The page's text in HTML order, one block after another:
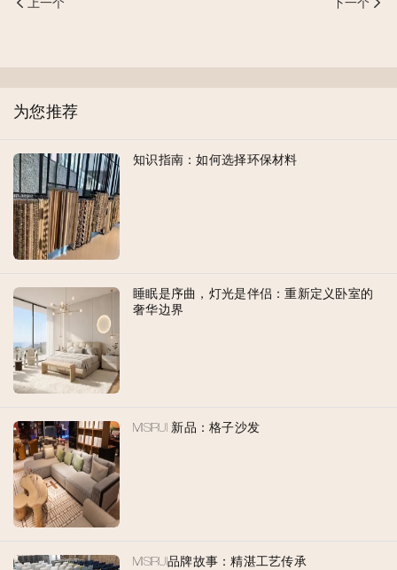
为您推荐
知识指南：如何选择环保材料
睡眠是序曲，灯光是伴侣：重新定义卧室的
奢华边界
MISIRUI 新品：格子沙发
MISIRUI品牌故事：精湛工艺传承